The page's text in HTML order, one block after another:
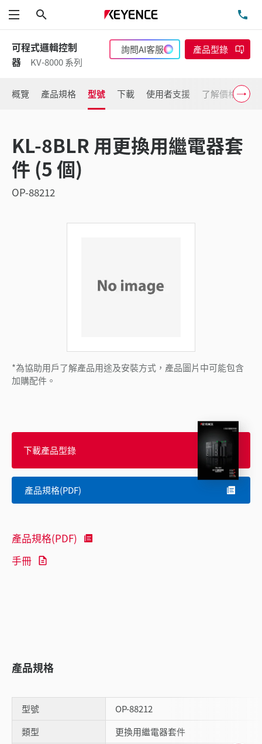
功能表
可程式邏輯控制
器
KV-8000 系列
詢問AI客服 產品型錄
概覽 產品規格 型號 下載 使用者支援 了解價格
KL-8BLR 用更換用繼電器套
件 (5 個)
OP-88212
*為協助用戶了解產品用途及安裝方式，產品圖片中可能包含
加購配件。
下載產品型錄
產品規格(PDF)
產品規格(PDF)
手冊
產品規格
型號
OP-88212
類型
更換用繼電器套件